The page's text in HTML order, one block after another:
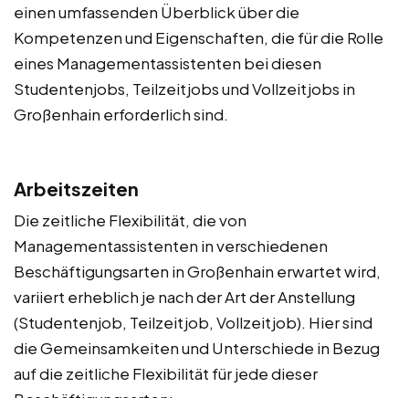
einen umfassenden Überblick über die
Kompetenzen und Eigenschaften, die für die Rolle
eines Managementassistenten bei diesen
Studentenjobs, Teilzeitjobs und Vollzeitjobs in
Großenhain erforderlich sind.
Arbeitszeiten
Die zeitliche Flexibilität, die von
Managementassistenten in verschiedenen
Beschäftigungsarten in Großenhain erwartet wird,
variiert erheblich je nach der Art der Anstellung
(Studentenjob, Teilzeitjob, Vollzeitjob). Hier sind
die Gemeinsamkeiten und Unterschiede in Bezug
auf die zeitliche Flexibilität für jede dieser